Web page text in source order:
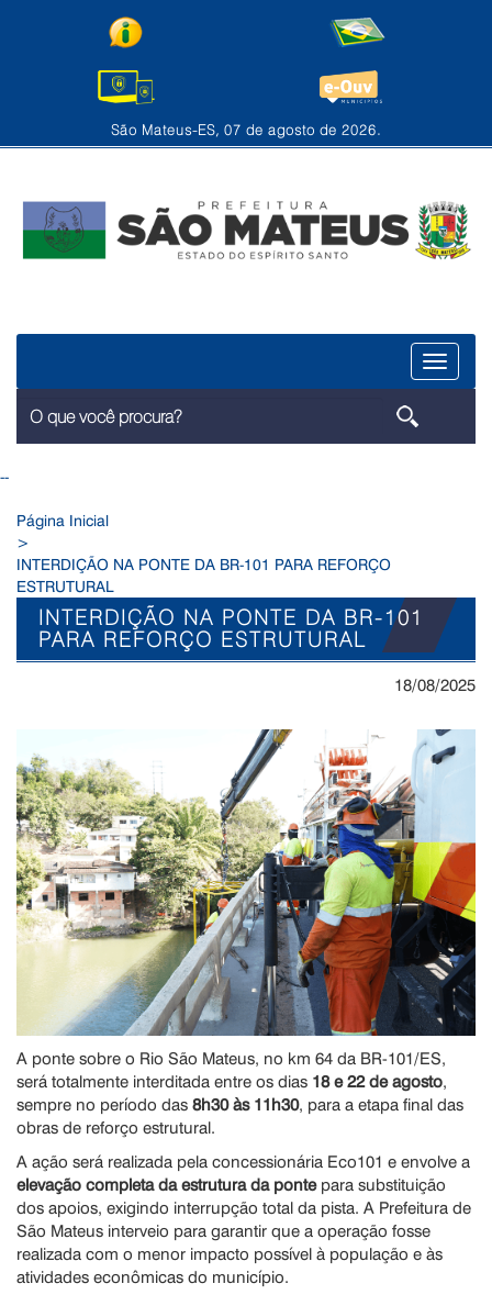
São Mateus-ES, 07 de agosto de 2026.
Menu
--
Página Inicial
>
INTERDIÇÃO NA PONTE DA BR-101 PARA REFORÇO
ESTRUTURAL
INTERDIÇÃO NA PONTE DA BR-101
PARA REFORÇO ESTRUTURAL
18/08/2025
A ponte sobre o Rio São Mateus, no km 64 da BR-101/ES,
será totalmente interditada entre os dias 18 e 22 de agosto,
sempre no período das 8h30 às 11h30, para a etapa final das
obras de reforço estrutural.
A ação será realizada pela concessionária Eco101 e envolve a
elevação completa da estrutura da pontepara substituição
dos apoios, exigindo interrupção total da pista. A Prefeitura de
São Mateus interveio para garantir que a operação fosse
realizada com o menor impacto possível à população e às
atividades econômicas do município.